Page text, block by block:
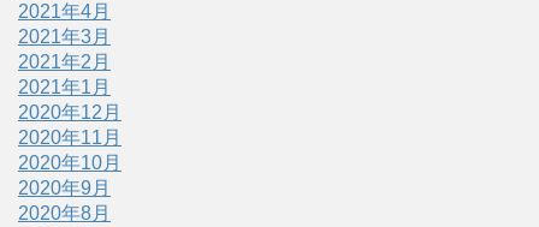
2021年4月
2021年3月
2021年2月
2021年1月
2020年12月
2020年11月
2020年10月
2020年9月
2020年8月